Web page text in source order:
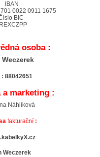
IBAN
0022 0911 1675
BIC
osoba :
Weczerek
: 88042651
a marketing :
Náhlíková
fakturační:
Weczerek